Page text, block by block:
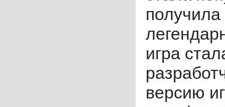
игра
версию